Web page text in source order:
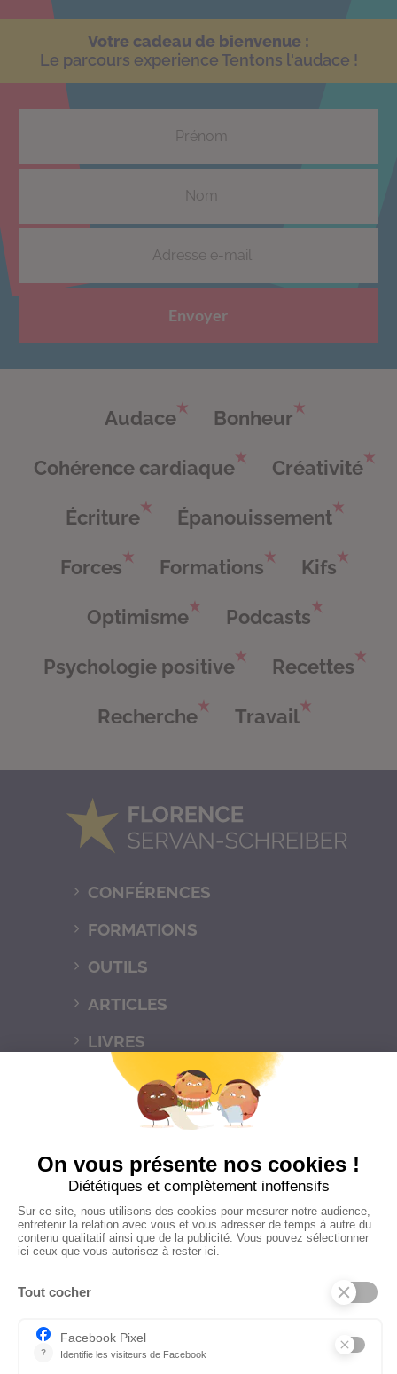
Votre cadeau de bienvenue :
Le parcours experience Tentons l'audace !
Envoyer
Audace Bonheur
Cohérence cardiaque Créativité
Écriture Épanouissement
Forces Formations Kifs
Optimisme Podcasts
Psychologie positive Recettes
Recherche Travail
CONFÉRENCES
FORMATIONS
OUTILS
ARTICLES
LIVRES
FLORENCE
CONTACT
Mentions légales
Politique de
confidentialités
C.G.V
Suivez-nous